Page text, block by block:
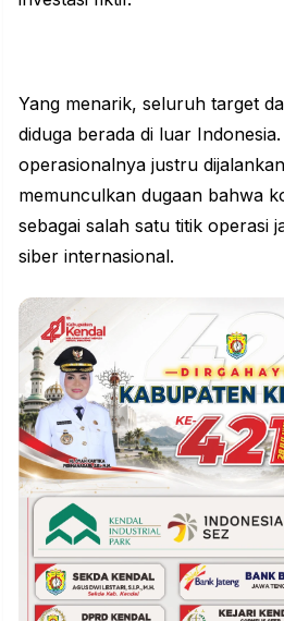
Yang menarik, seluruh target
diduga berada di luar
operasionalnya justru
memunculkan dugaan bahwa
sebagai salah satu titik operasi
siber internasional.